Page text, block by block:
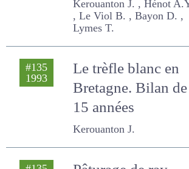
PFLIMLIN ANDRE, LEGALL
ANDRE, Annezo J.F. ,
Boscher B. , Kerouanton J. ,
Hénot A.Y. , Le Viol B. ,
Bayon D. , Lymes T.
Le trèfle blanc en
15 années
Kerouanton J.